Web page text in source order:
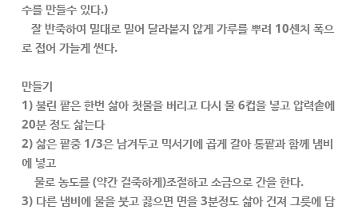
수를 만들수 있다.)
잘 반죽하여 밀대로 밀어 달라붙지 않게 가루를 뿌려 10센치 폭으
로 접어 가늘게 썬다.
만들기
1) 불린 팥은 한번 삶아 첫물을 버리고 다시 물 6컵을 넣고 압력솥에
20분 정도 삶는다
2) 삶은 팥중 1/3은 남겨두고 믹서기에 곱게 갈아 통팥과 함께 냄비
에 넣고
물로 농도를 (약간 걸죽하게)조절하고 소금으로 간을 한다.
3) 다른 냄비에 물을 붓고 끓으면 면을 3분정도 삶아 건져 그릇에 담